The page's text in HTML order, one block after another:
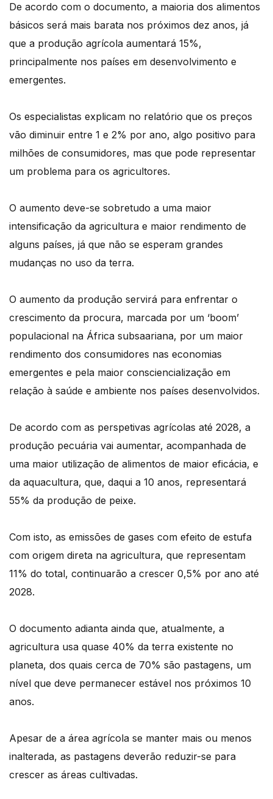
De acordo com o documento, a maioria dos alimentos
básicos será mais barata nos próximos dez anos, já
que a produção agrícola aumentará 15%,
principalmente nos países em desenvolvimento e
emergentes.
Os especialistas explicam no relatório que os preços
vão diminuir entre 1 e 2% por ano, algo positivo para
milhões de consumidores, mas que pode representar
um problema para os agricultores.
O aumento deve-se sobretudo a uma maior
intensificação da agricultura e maior rendimento de
alguns países, já que não se esperam grandes
mudanças no uso da terra.
O aumento da produção servirá para enfrentar o
crescimento da procura, marcada por um ‘boom’
populacional na África subsaariana, por um maior
rendimento dos consumidores nas economias
emergentes e pela maior consciencialização em
relação à saúde e ambiente nos países desenvolvidos.
De acordo com as perspetivas agrícolas até 2028, a
produção pecuária vai aumentar, acompanhada de
uma maior utilização de alimentos de maior eficácia, e
da aquacultura, que, daqui a 10 anos, representará
55% da produção de peixe.
Com isto, as emissões de gases com efeito de estufa
com origem direta na agricultura, que representam
11% do total, continuarão a crescer 0,5% por ano até
2028.
O documento adianta ainda que, atualmente, a
agricultura usa quase 40% da terra existente no
planeta, dos quais cerca de 70% são pastagens, um
nível que deve permanecer estável nos próximos 10
anos.
Apesar de a área agrícola se manter mais ou menos
inalterada, as pastagens deverão reduzir-se para
crescer as áreas cultivadas.